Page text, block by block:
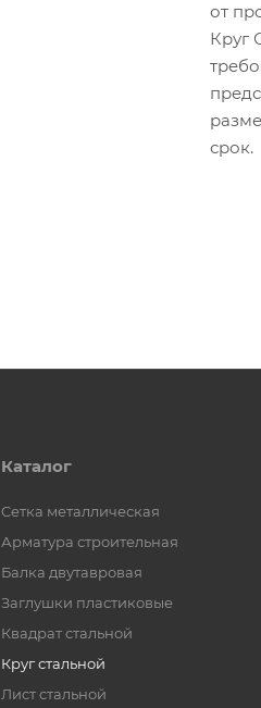
от
Круг
срок.
Каталог
Cетка металлическая
Арматура строительная
Балка двутавровая
Заглушки пластиковые
Квадрат стальной
Круг стальной
Лист стальной